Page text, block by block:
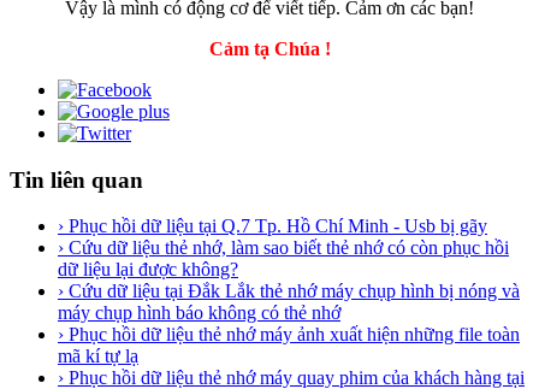
Vậy là mình có động cơ để viết tiếp. Cảm ơn các bạn!
Cảm tạ Chúa !
Tin liên quan
› Phục hồi dữ liệu tại Q.7 Tp. Hồ Chí Minh - Usb bị gãy
› Cứu dữ liệu thẻ nhớ, làm sao biết thẻ nhớ có còn phục hồi
dữ liệu lại được không?
› Cứu dữ liệu tại Đắk Lắk thẻ nhớ máy chụp hình bị nóng và
máy chụp hình báo không có thẻ nhớ
› Phục hồi dữ liệu thẻ nhớ máy ảnh xuất hiện những file toàn
mã kí tự lạ
› Phục hồi dữ liệu thẻ nhớ máy quay phim của khách hàng tại